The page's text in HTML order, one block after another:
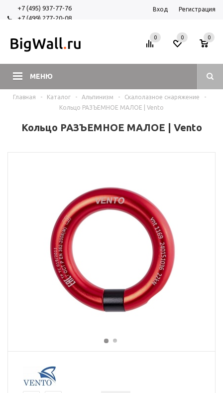
+7 (495) 937-77-76
+7 (499) 277-20-08
Вход Регистрация
МЕНЮ
0 0
0
Главная - Каталог - Альпинизм - Скалолазное снаряжение
-
Кольцо РАЗЪЕМНОЕ МАЛОЕ | Vento
Кольцо РАЗЪЕМНОЕ МАЛОЕ | Vento